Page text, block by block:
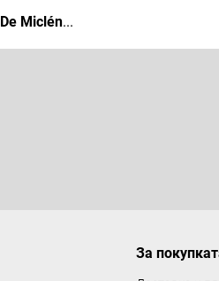
De Miclén...
За